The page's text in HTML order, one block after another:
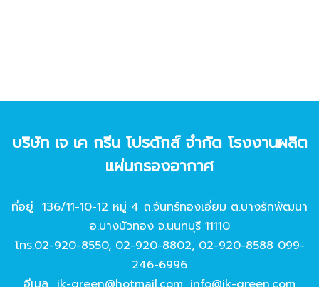
บริษัท เจ เค กรีน โปรดักส์ จํากัด โรงงานผลิต
แผ่นกรองอากาศ
ที่อยู่ 136/11-10-12 หมู่ 4 ถ.จันทร์ทองเอี่ยม ต.บางรักพัฒนา
อ.บางบัวทอง จ.นนทบุรี 11110
โทร.02-920-8550, 02-920-8802, 02-920-8588 099-
246-6996